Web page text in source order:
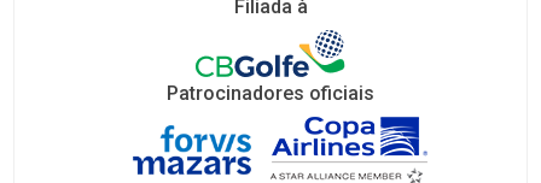
Filiada à
Patrocinadores oficiais